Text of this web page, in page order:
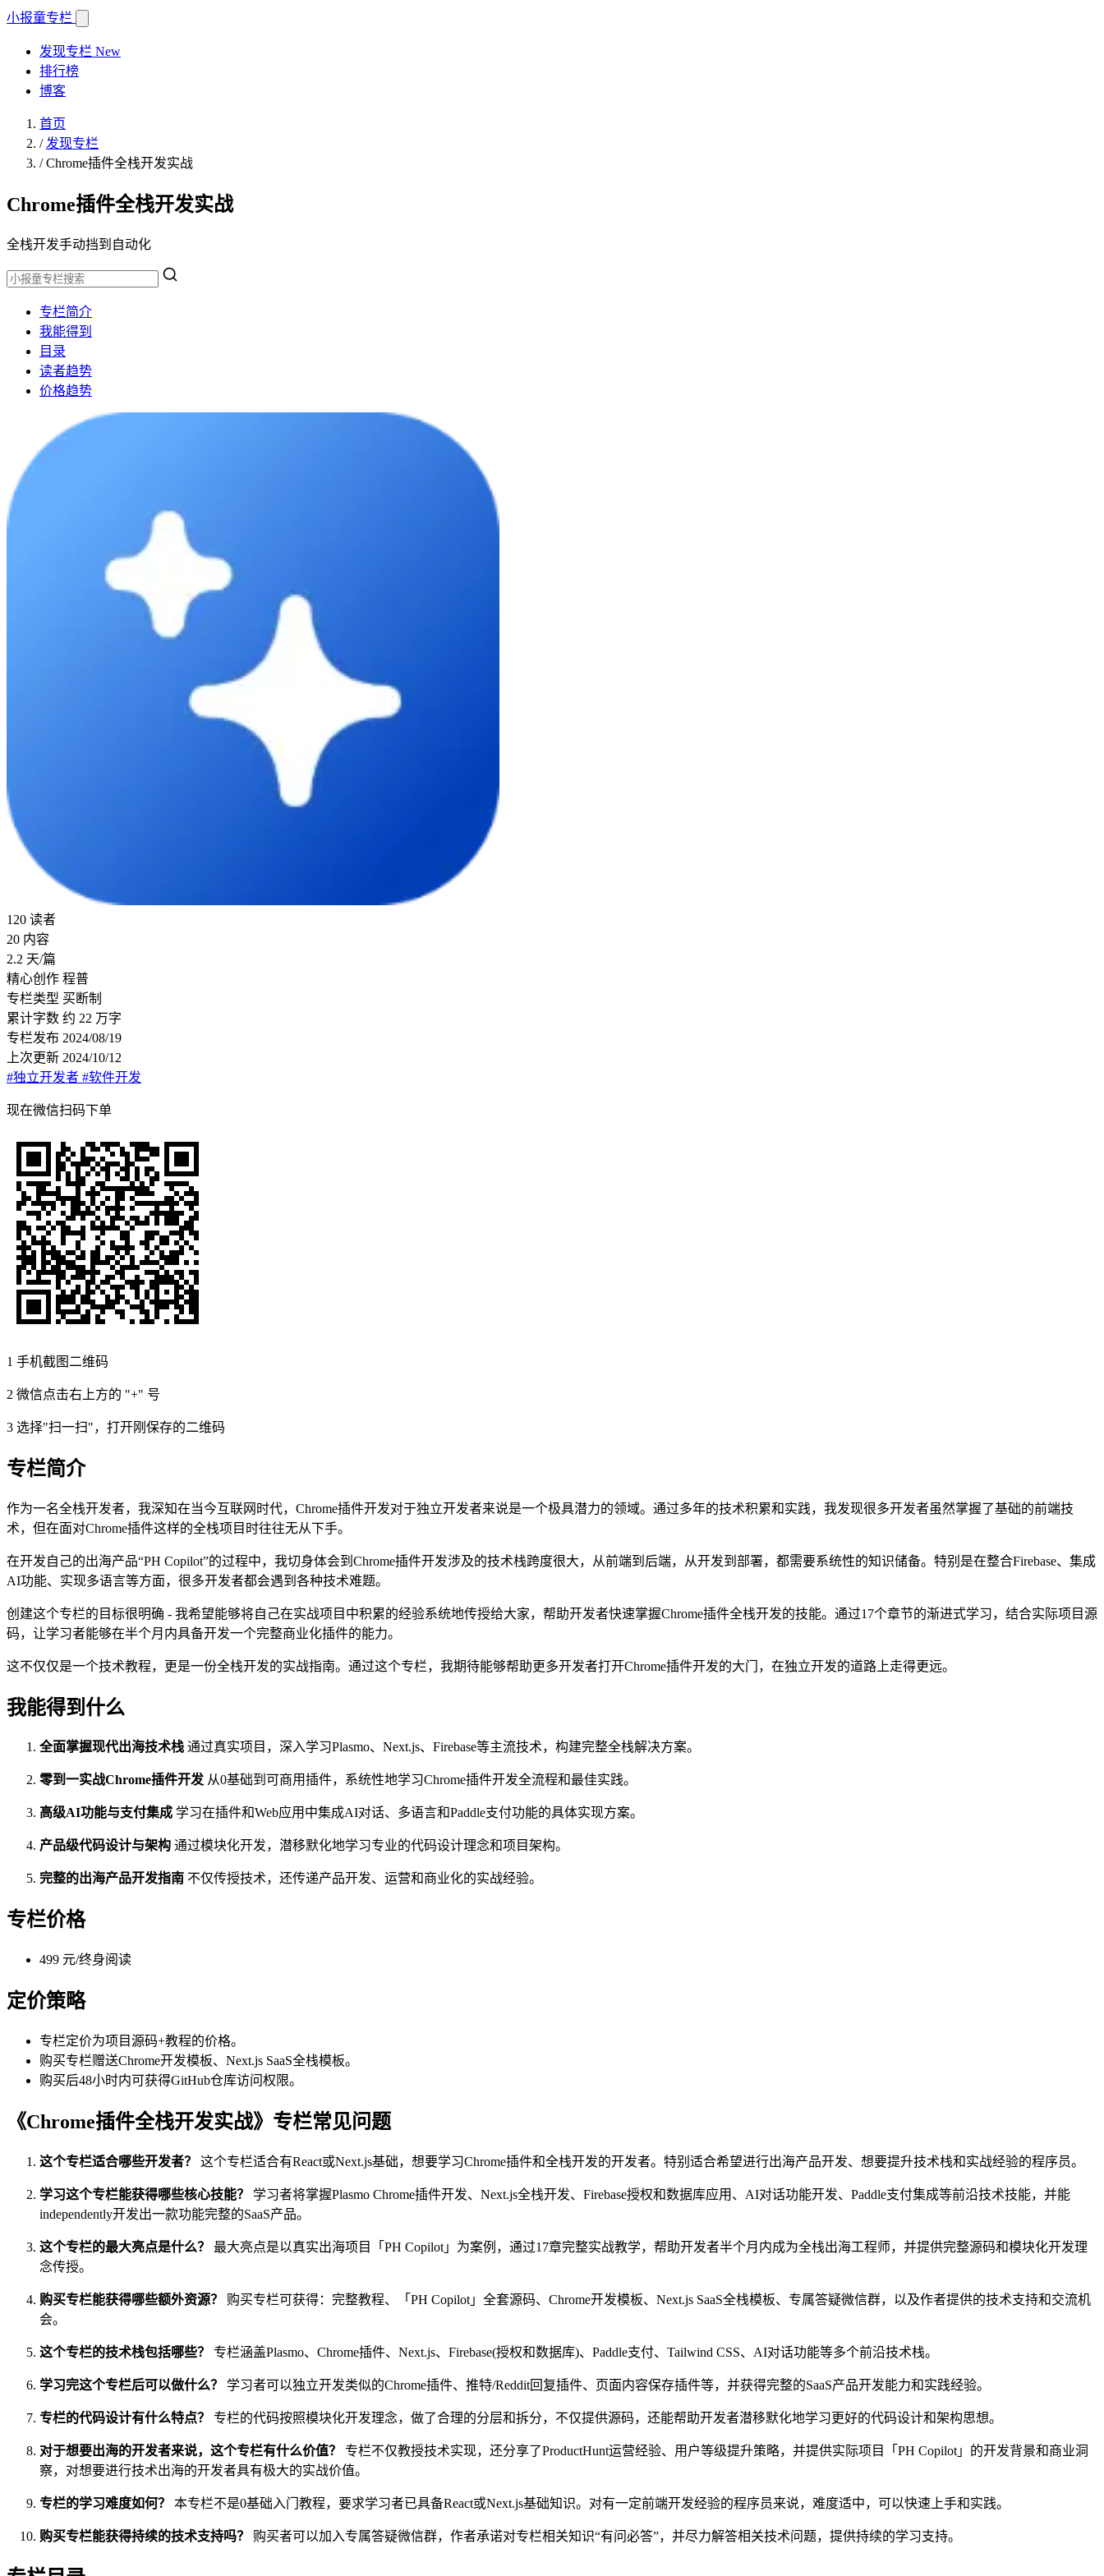
小报童专栏
发现专栏 New
排行榜
博客
首页
/ 发现专栏
/Chrome插件全栈开发实战
Chrome插件全栈开发实战
全栈开发手动挡到自动化
专栏简介
我能得到
目录
读者趋势
价格趋势
120 读者
20 内容
2.2 天/篇
精心创作 程普
专栏类型 买断制
累计字数 约 22 万字
专栏发布 2024/08/19
上次更新 2024/10/12
#独立开发者 #软件开发
现在微信扫码下单
1 手机截图二维码
2 微信点击右上方的 "+" 号
3 选择"扫一扫"，打开刚保存的二维码
专栏简介
作为一名全栈开发者，我深知在当今互联网时代，Chrome插件开发对于独立开发者来说是一个极具潜力的领域。通过多年的技术积累和实践，我发现很多开发者虽然掌握了基础的前端技
术，但在面对Chrome插件这样的全栈项目时往往无从下手。
在开发自己的出海产品“PH Copilot”的过程中，我切身体会到Chrome插件开发涉及的技术栈跨度很大，从前端到后端，从开发到部署，都需要系统性的知识储备。特别是在整合Firebase、集成
AI功能、实现多语言等方面，很多开发者都会遇到各种技术难题。
创建这个专栏的目标很明确 - 我希望能够将自己在实战项目中积累的经验系统地传授给大家，帮助开发者快速掌握Chrome插件全栈开发的技能。通过17个章节的渐进式学习，结合实际项目源
码，让学习者能够在半个月内具备开发一个完整商业化插件的能力。
这不仅仅是一个技术教程，更是一份全栈开发的实战指南。通过这个专栏，我期待能够帮助更多开发者打开Chrome插件开发的大门，在独立开发的道路上走得更远。
我能得到什么
全面掌握现代出海技术栈 通过真实项目，深入学习Plasmo、Next.js、Firebase等主流技术，构建完整全栈解决方案。
零到一实战Chrome插件开发 从0基础到可商用插件，系统性地学习Chrome插件开发全流程和最佳实践。
高级AI功能与支付集成 学习在插件和Web应用中集成AI对话、多语言和Paddle支付功能的具体实现方案。
产品级代码设计与架构 通过模块化开发，潜移默化地学习专业的代码设计理念和项目架构。
完整的出海产品开发指南 不仅传授技术，还传递产品开发、运营和商业化的实战经验。
专栏价格
499 元/终身阅读
定价策略
专栏定价为项目源码+教程的价格。
购买专栏赠送Chrome开发模板、Next.js SaaS全栈模板。
购买后48小时内可获得GitHub仓库访问权限。
《Chrome插件全栈开发实战》专栏常见问题
这个专栏适合哪些开发者？ 这个专栏适合有React或Next.js基础，想要学习Chrome插件和全栈开发的开发者。特别适合希望进行出海产品开发、想要提升技术栈和实战经验的程序员。
学习这个专栏能获得哪些核心技能？
学习者将掌握Plasmo Chrome插件开发、Next.js全栈开发、Firebase授权和数据库应用、AI对话功能开发、Paddle支付集成等前沿技术技能，并能
independently开发出一款功能完整的SaaS产品。
这个专栏的最大亮点是什么？
最大亮点是以真实出海项目「PH Copilot」为案例，通过17章完整实战教学，帮助开发者半个月内成为全栈出海工程师，并提供完整源码和模块化开发理
念传授。
购买专栏能获得哪些额外资源？
购买专栏可获得：完整教程、「PH Copilot」全套源码、Chrome开发模板、Next.js SaaS全栈模板、专属答疑微信群，以及作者提供的技术支持和交流机
会。
这个专栏的技术栈包括哪些？ 专栏涵盖Plasmo、Chrome插件、Next.js、Firebase(授权和数据库)、Paddle支付、Tailwind CSS、AI对话功能等多个前沿技术栈。
学习完这个专栏后可以做什么？ 学习者可以独立开发类似的Chrome插件、推特/Reddit回复插件、页面内容保存插件等，并获得完整的SaaS产品开发能力和实践经验。
专栏的代码设计有什么特点？ 专栏的代码按照模块化开发理念，做了合理的分层和拆分，不仅提供源码，还能帮助开发者潜移默化地学习更好的代码设计和架构思想。
对于想要出海的开发者来说，这个专栏有什么价值？
专栏不仅教授技术实现，还分享了ProductHunt运营经验、用户等级提升策略，并提供实际项目「PH Copilot」的开发背景和商业洞
察，对想要进行技术出海的开发者具有极大的实战价值。
专栏的学习难度如何？ 本专栏不是0基础入门教程，要求学习者已具备React或Next.js基础知识。对有一定前端开发经验的程序员来说，难度适中，可以快速上手和实践。
购买专栏能获得持续的技术支持吗？ 购买者可以加入专属答疑微信群，作者承诺对专栏相关知识“有问必答”，并尽力解答相关技术问题，提供持续的学习支持。